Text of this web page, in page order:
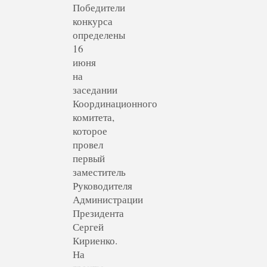
Победители
конкурса
определены
16
июня
на
заседании
Координационного
комитета,
которое
провел
первый
заместитель
Руководителя
Администрации
Президента
Сергей
Кириенко.
На